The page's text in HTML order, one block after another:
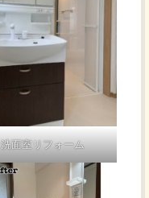
洗面室リフォーム